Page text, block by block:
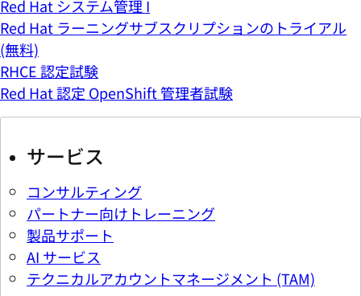
Red Hat システム管理 I
Red Hat ラーニングサブスクリプションのトライアル
(無料)
RHCE 認定試験
Red Hat 認定 OpenShift 管理者試験
サービス
コンサルティング
パートナー向けトレーニング
製品サポート
AI サービス
テクニカルアカウントマネージメント (TAM)